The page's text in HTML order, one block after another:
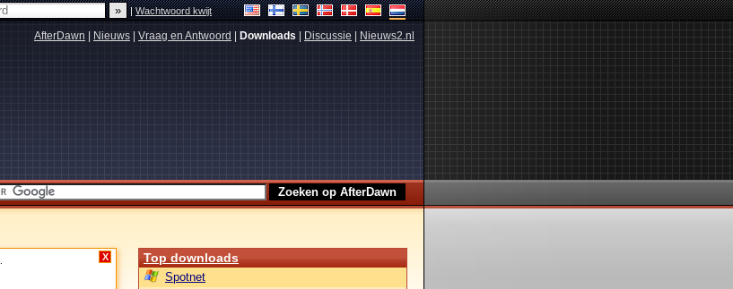
|Wachtwoord kwijt
AfterDawn Nieuws Vraag en Antwoord Downloads Discussie Nieuws2.nl
X Top downloads
Spotnet